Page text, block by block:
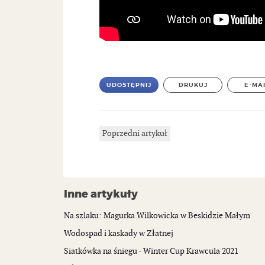
UDOSTĘPNIJ DRUKUJ E-
Poprzedni artykuł
Inne artykuły
Na szlaku: Magurka Wilkowicka w Beskidzie Małym
Wodospad i kaskady w Złatnej
Siatkówka na śniegu - Winter Cup Krawcula 2021